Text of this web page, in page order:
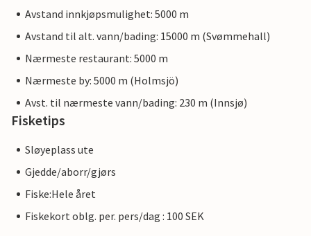
Avstand innkjøpsmulighet: 5000 m
Avstand til alt. vann/bading: 15000 m (Svømmehall)
Nærmeste restaurant: 5000 m
Nærmeste by: 5000 m (Holmsjö)
Avst. til nærmeste vann/bading: 230 m (Innsjø)
Fisketips
Sløyeplass ute
Gjedde/aborr/gjørs
Fiske:Hele året
Fiskekort oblg. per. pers/dag : 100 SEK